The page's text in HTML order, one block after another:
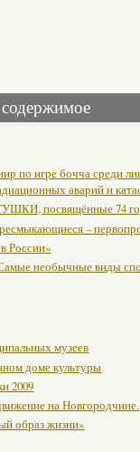
по игре бочча среди
аварий и
посвящённые 74
–
России»
необычные виды
музеев
доме культуры
2009
на Новгородчине.
образ жизни»